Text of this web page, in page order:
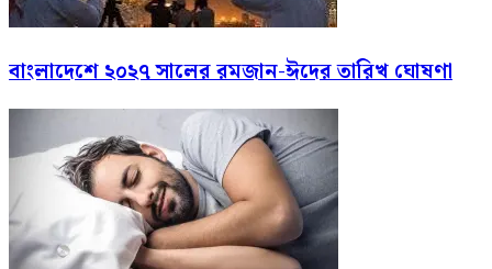
বাংলাদেশে ২০২৭ সালের রমজান-ঈদের তারিখ ঘোষণা